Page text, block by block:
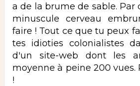
a de la brume de sable. Par
minuscule cerveau
faire ! Tout ce que tu peux
tes idioties colonialistes
d'un site-web dont les
moyenne à peine 200 vues.
!